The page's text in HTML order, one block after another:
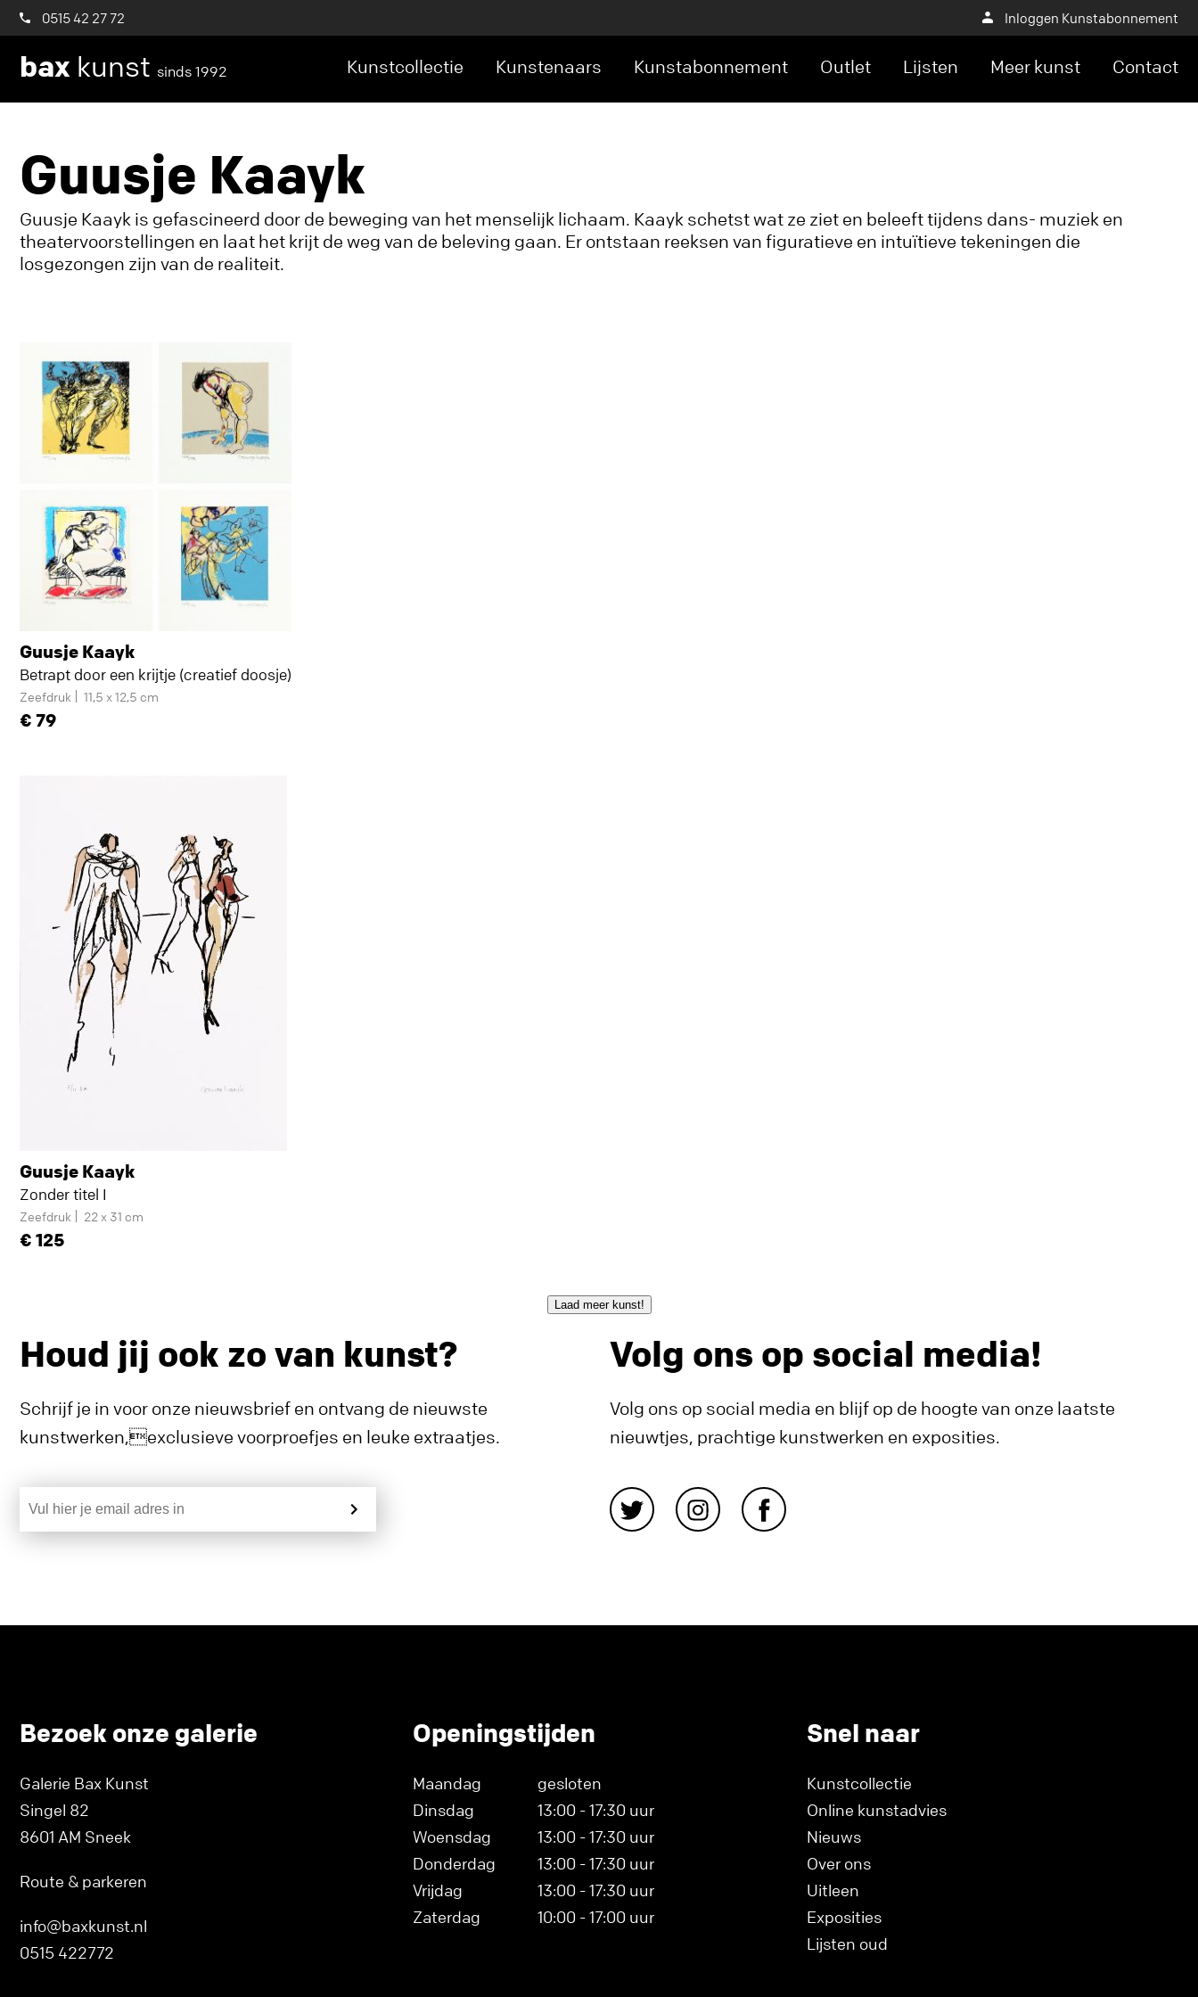
0515 42 27 72 Inloggen Kunstabonnement
bax kunst sinds 1992 Kunstcollectie Kunstenaars Kunstabonnement Outlet Lijsten Meer kunst Contact
Guusje Kaayk
Guusje Kaayk is gefascineerd door de beweging van het menselijk lichaam. Kaayk schetst wat ze ziet en beleeft tijdens dans- muziek en
theatervoorstellingen en laat het krijt de weg van de beleving gaan. Er ontstaan reeksen van figuratieve en intuïtieve tekeningen die
losgezongen zijn van de realiteit.
Guusje Kaayk
Betrapt door een krijtje (creatief doosje)
Zeefdruk 11,5 x 12,5 cm
79
Guusje Kaayk
Zonder titel I
Zeefdruk 22 x 31 cm
125
Laad meer kunst!
Houd jij ook zo van kunst?
Schrijf je in voor onze nieuwsbrief en ontvang de nieuwste
kunstwerken,exclusieve voorproefjes en leuke extraatjes.
Volg ons op social media!
Volg ons op social media en blijf op de hoogte van onze laatste
nieuwtjes, prachtige kunstwerken en exposities.
Bezoek onze galerie
Galerie Bax Kunst
Singel 82
8601 AM Sneek
Route & parkeren
info@baxkunst.nl
0515 422772
Openingstijden
Maandag
gesloten
Dinsdag
13:00 - 17:30 uur
Woensdag
13:00 - 17:30 uur
Donderdag
13:00 - 17:30 uur
Vrijdag
13:00 - 17:30 uur
Zaterdag
10:00 - 17:00 uur
Snel naar
Kunstcollectie
Online kunstadvies
Nieuws
Over ons
Uitleen
Exposities
Lijsten oud